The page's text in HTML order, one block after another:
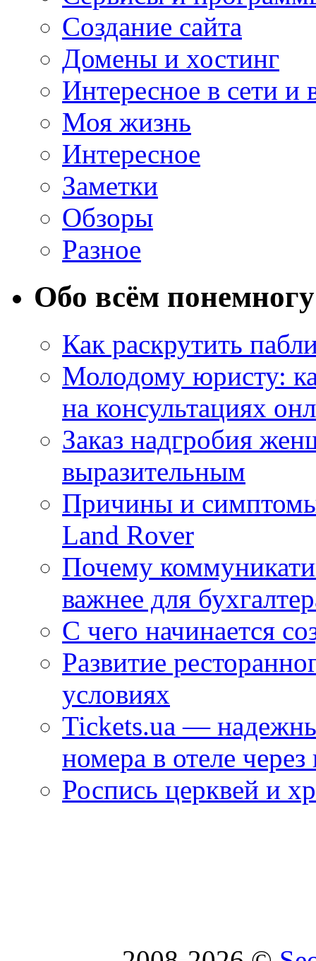
Создание сайта
Домены и хостинг
Интересное в сети и
Моя жизнь
Интересное
Заметки
Обзоры
Разное
Обо всём понемногу
Как раскрутить
Молодому юристу:
на консультациях
Заказ надгробия
выразительным
Причины и
Land Rover
Почему
важнее для
С чего начинается
Развитие
условиях
Tickets.ua —
номера в отеле через
Роспись церквей и